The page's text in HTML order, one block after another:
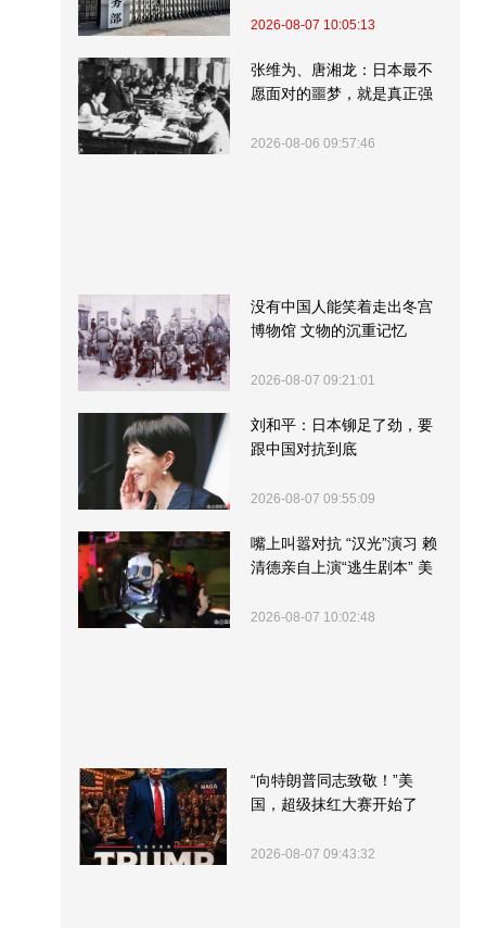
2026-08-07 10:05:13
张维为、唐湘龙：日本最不
愿面对的噩梦，就是真正强
2026-08-06 09:57:46
没有中国人能笑着走出冬宫
博物馆 文物的沉重记忆
2026-08-07 09:21:01
刘和平：日本铆足了劲，要
跟中国对抗到底
2026-08-07 09:55:09
嘴上叫嚣对抗 “汉光”演习 赖
清德亲自上演“逃生剧本” 美
2026-08-07 10:02:48
“向特朗普同志致敬！”美
国，超级抹红大赛开始了
2026-08-07 09:43:32